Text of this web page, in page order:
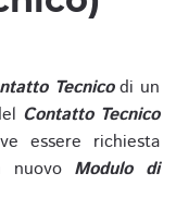
Tecnicodi un
Contatto Tecnico
essere richiesta
nuovo Modulo di